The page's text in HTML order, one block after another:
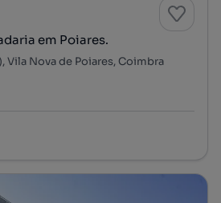
em Poiares.
Vila Nova de Poiares, Coimbra